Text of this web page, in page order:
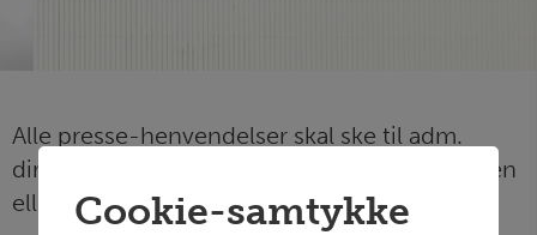
Alle presse-henvendelser skal ske til adm.
direktør Lise Østergaard via kontaktformularen
eller telefon: 76 28 25 00.
Cookie-samtykke